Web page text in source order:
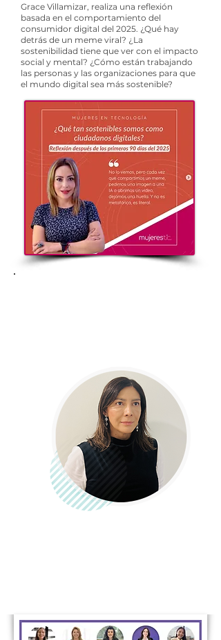
Grace Villamizar, realiza una reflexión
basada en el comportamiento del
consumidor digital del 2025. ¿Qué hay
detrás de un meme viral? ¿La
sostenibilidad tiene que ver con el impacto
social y mental? ¿Cómo están trabajando
las personas y las organizaciones para que
el mundo digital sea más sostenible?